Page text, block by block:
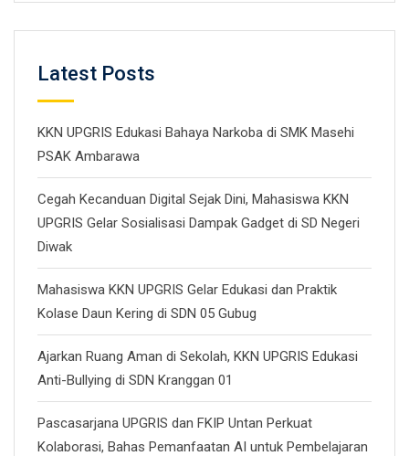
Latest Posts
KKN UPGRIS Edukasi Bahaya Narkoba di SMK Masehi
PSAK Ambarawa
Cegah Kecanduan Digital Sejak Dini, Mahasiswa KKN
UPGRIS Gelar Sosialisasi Dampak Gadget di SD Negeri
Diwak
Mahasiswa KKN UPGRIS Gelar Edukasi dan Praktik
Kolase Daun Kering di SDN 05 Gubug
Ajarkan Ruang Aman di Sekolah, KKN UPGRIS Edukasi
Anti-Bullying di SDN Kranggan 01
Pascasarjana UPGRIS dan FKIP Untan Perkuat
Kolaborasi, Bahas Pemanfaatan AI untuk Pembelajaran